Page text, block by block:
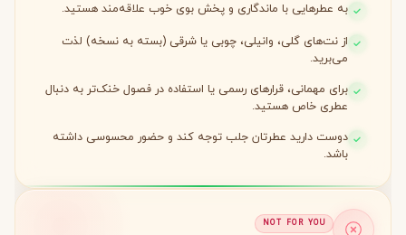
به عطرهایی با ماندگاری و پخش بوی خوب علاقه‌مند هستید.
از نت‌های گلی، وانیلی، چوبی یا شرقی (بسته به نسخه) لذت
می‌برید.
برای مهمانی، قرارهای رسمی یا استفاده در فصول خنک‌تر به دنبال
عطری خاص هستید.
دوست دارید عطرتان جلب توجه کند و حضور محسوسی داشته
باشد.
NOT FOR YOU